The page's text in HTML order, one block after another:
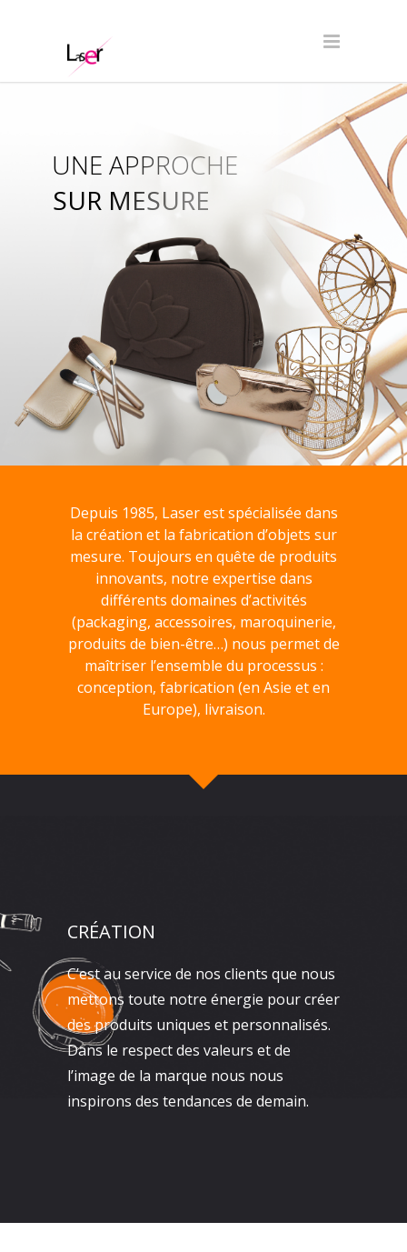
SUR MESURE
UNE APPROCHE
Depuis 1985, Laser est spécialisée dans
la création et la fabrication d’objets sur
mesure. Toujours en quête de produits
innovants, notre expertise dans
différents domaines d’activités
(packaging, accessoires, maroquinerie,
produits de bien-être…) nous permet de
maîtriser l’ensemble du processus :
conception, fabrication (en Asie et en
Europe), livraison.
CRÉATION
C’est au service de nos clients que nous
mettons toute notre énergie pour créer
des produits uniques et personnalisés.
Dans le respect des valeurs et de
l’image de la marque nous nous
inspirons des tendances de demain.